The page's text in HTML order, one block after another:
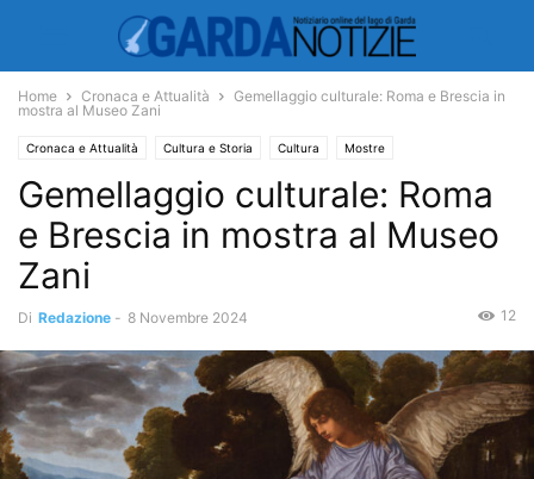
Home Cronaca e Attualità
Gemellaggio culturale: Roma e Brescia in
mostra al Museo Zani
Cronaca e Attualità Cultura e Storia Cultura Mostre
Gemellaggio culturale: Roma
e Brescia in mostra al Museo
Zani
Di Redazione - 8 Novembre 2024 12